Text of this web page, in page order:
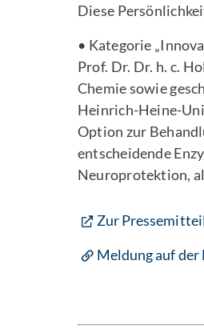
Diese
• Kategorie
Prof. Dr. Dr. h. c.
Chemie sowie
Heinrich-Heine-
Option zur
entscheidende
Neuroprotektion,
Zur
Meldung auf der